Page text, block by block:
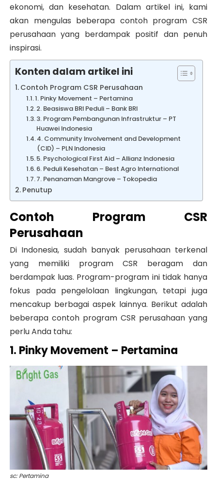
ekonomi, dan kesehatan. Dalam artikel ini, kami
akan mengulas beberapa contoh program CSR
perusahaan yang berdampak positif dan penuh
inspirasi.
Konten dalam artikel ini
Contoh Program CSR Perusahaan
1. Pinky Movement – Pertamina
2. Beasiswa BRI Peduli – Bank BRI
3. Program Pembangunan Infrastruktur – PT
Huawei Indonesia
4. Community Involvement and Development
(CID) – PLN Indonesia
5. Psychological First Aid – Allianz Indonesia
6. Peduli Kesehatan – Best Agro International
7. Penanaman Mangrove – Tokopedia
Penutup
Contoh Program CSR
Perusahaan
Di Indonesia, sudah banyak perusahaan terkenal
yang memiliki program CSR beragam dan
berdampak luas. Program-program ini tidak hanya
fokus pada pengelolaan lingkungan, tetapi juga
mencakup berbagai aspek lainnya. Berikut adalah
beberapa contoh program CSR perusahaan yang
perlu Anda tahu:
1. Pinky Movement – Pertamina
sc: Pertamina